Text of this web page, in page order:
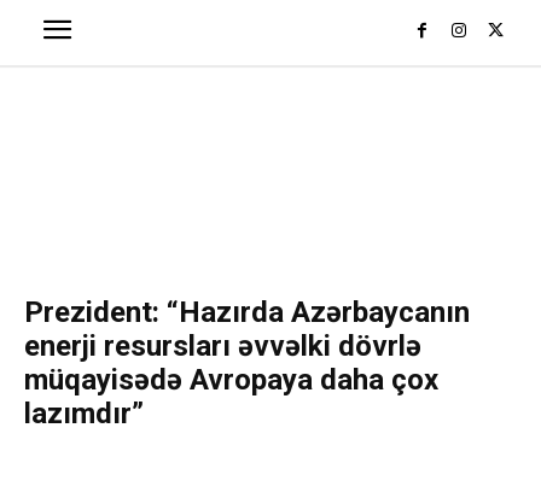
Prezident: “Hazırda Azərbaycanın
enerji resursları əvvəlki dövrlə
müqayisədə Avropaya daha çox
lazımdır”